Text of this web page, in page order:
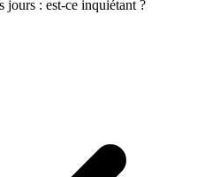
jours : est-ce inquiétant ?